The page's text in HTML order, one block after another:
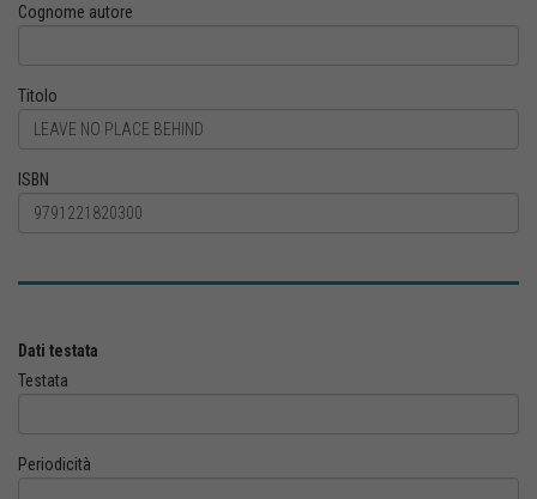
Cognome autore
Titolo
ISBN
Dati testata
Testata
Periodicità